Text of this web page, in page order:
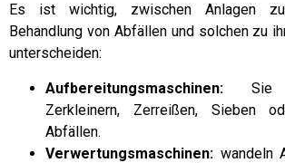
Es ist wichtig, zwischen Anlagen
Behandlung von Abfällen und solchen zu
unterscheiden:
Aufbereitungsmaschinen: Sie
Zerkleinern, Zerreißen, Sieben
Abfällen.
Verwertungsmaschinen: wandeln